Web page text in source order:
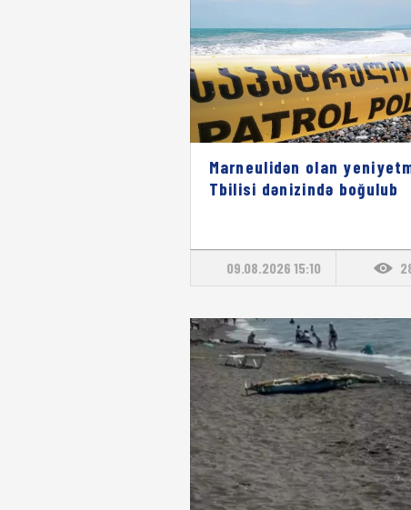
Marneulidən olan
Tbilisi dənizində boğulub
09.08.2026 15:10